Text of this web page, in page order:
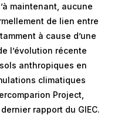
maintenant, aucune
de lien entre
à cause d’une
l’évolution récente
anthropiques en
climatiques
Project,
rapport du GIEC.